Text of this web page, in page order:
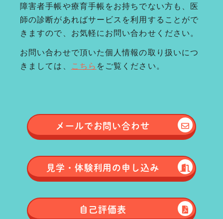
障害者手帳や療育手帳をお持ちでない方も、医
師の診断があればサービスを利用することがで
きますので、お気軽にお問い合わせください。
お問い合わせで頂いた個人情報の取り扱いにつ
きましては、
こちら をご覧ください。
メールでお問い合わせ
見学・体験利用の申し込み
自己評価表